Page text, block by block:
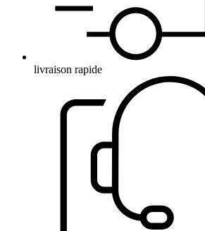
livraison rapide